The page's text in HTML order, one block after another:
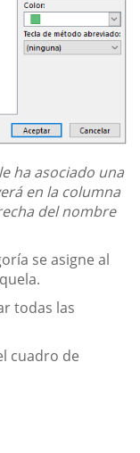
ha asociado una
en la columna
del nombre
se asigne al
todas las
cuadro de